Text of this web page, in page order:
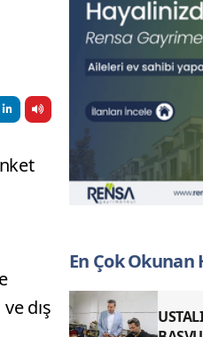
dış
En Çok Okunan